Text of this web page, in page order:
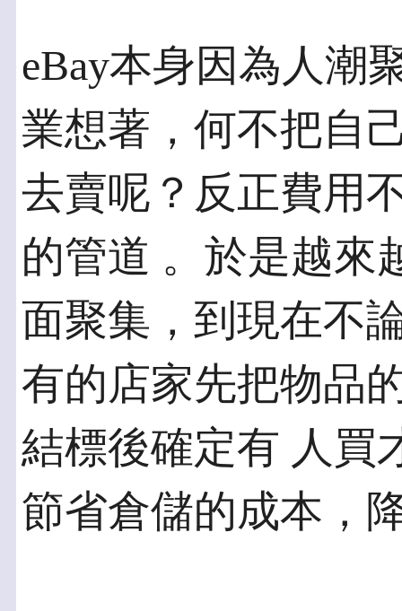
eBay本身因為人潮
業想著，何不把自
去賣呢？反正費用
的管道 。於是越來
面聚集，到現在不
有的店家先把物品
結標後確定有 人買
節省倉儲的成本，